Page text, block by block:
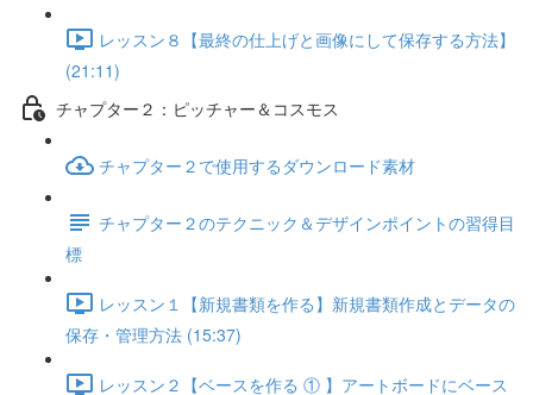
レッスン８【最終の仕上げと画像にして保存する方法】
(21:11)
チャプター２：ピッチャー＆コスモス
チャプター２で使用するダウンロード素材
チャプター２のテクニック＆デザインポイントの習得目
標
レッスン１【新規書類を作る】新規書類作成とデータの
保存・管理方法 (15:37)
レッスン２【ベースを作る ① 】アートボードにベース